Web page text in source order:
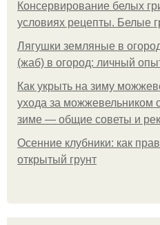
Консервирование белых
условиях рецепты. Белые
Лягушки земляные в
(жаб) в огород: личный
Как укрыть на зиму
ухода за можжевельником
зиме — общие советы и
Осенние клубники: как
открытый грунт